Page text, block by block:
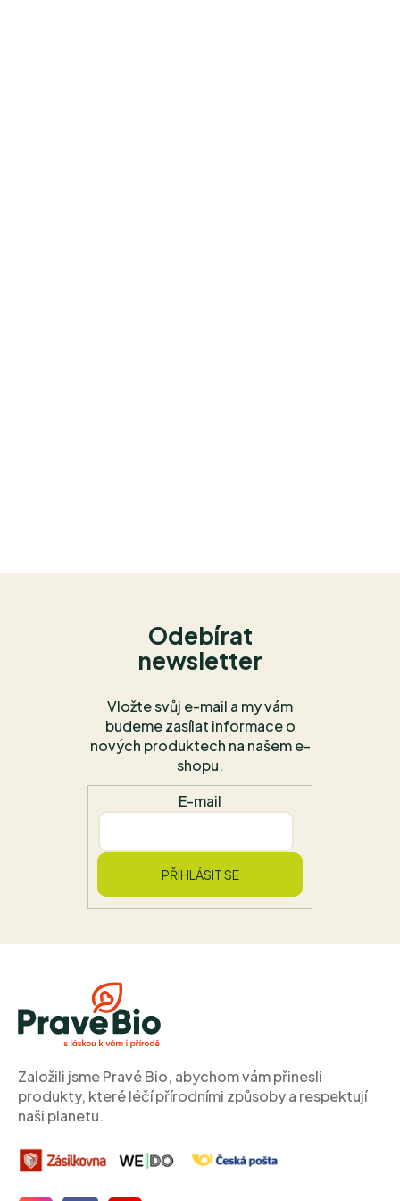
Odebírat
newsletter
Vložte svůj e-mail a my vám
budeme zasílat informace o
nových produktech na našem e-
shopu.
E-mail
PŘIHLÁSIT SE
Založili jsme Pravé Bio, abychom vám přinesli
produkty, které léčí přírodními způsoby a respektují
naši planetu.